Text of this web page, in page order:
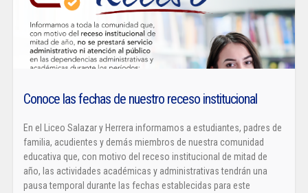
Conoce las fechas de nuestro receso institucional
En el Liceo Salazar y Herrera informamos a estudiantes, padres de
familia, acudientes y demás miembros de nuestra comunidad
educativa que, con motivo del receso institucional de mitad de
año, las actividades académicas y administrativas tendrán una
pausa temporal durante las fechas establecidas para este